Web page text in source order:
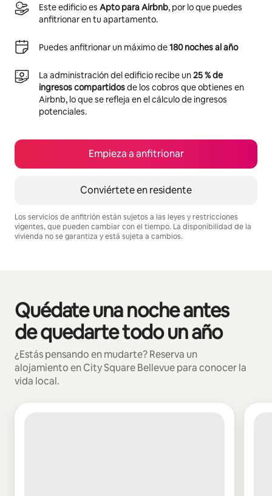
Este edificio es Apto para Airbnb, por lo que puedes
anfitrionar en tu apartamento.
Puedes anfitrionar un máximo de180 noches al año
La administración del edificio recibe un25 % de
ingresos compartidosde los cobros que obtienes en
Airbnb, lo que se refleja en el cálculo de ingresos
potenciales.
Empieza a anfitrionar
Conviértete en residente
Los servicios de anfitrión están sujetos a las leyes y restricciones
vigentes, que pueden cambiar con el tiempo. La disponibilidad de la
vivienda no se garantiza y está sujeta a cambios.
Quédate una noche antes
de quedarte todo un año
¿Estás pensando en mudarte? Reserva un
alojamiento en City Square Bellevue para conocer la
vida local.
Se muestran0 de 0 elementos